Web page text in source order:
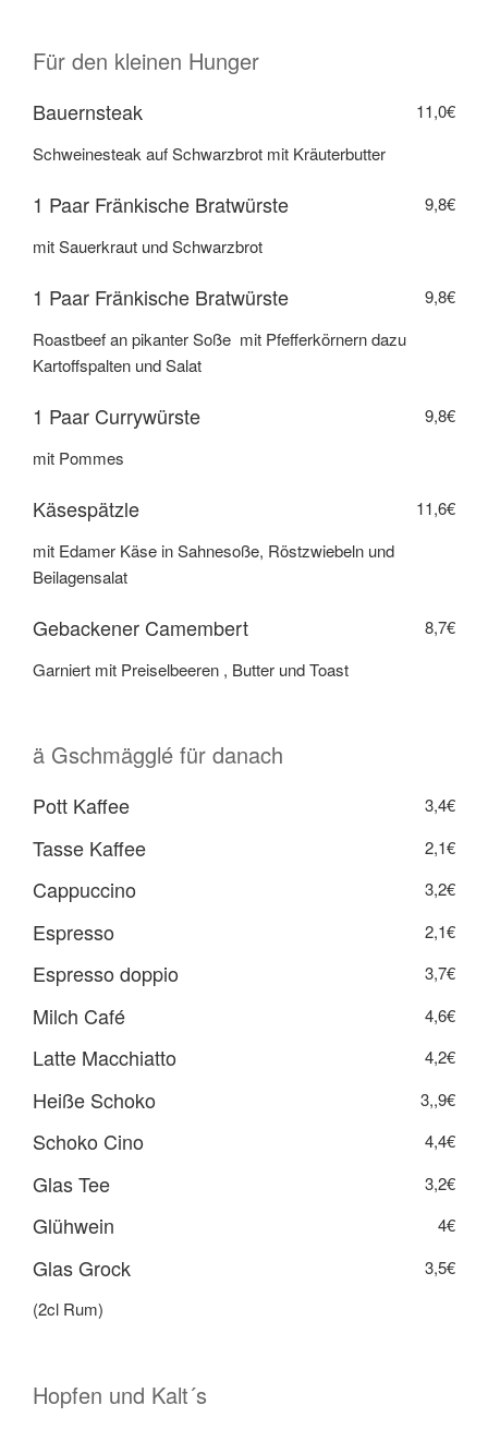
Für den kleinen Hunger
Bauernsteak
11,0€
Schweinesteak auf Schwarzbrot mit Kräuterbutter
1 Paar Fränkische Bratwürste
9,8€
mit Sauerkraut und Schwarzbrot
1 Paar Fränkische Bratwürste
9,8€
Roastbeef an pikanter Soße mit Pfefferkörnern dazu
Kartoffspalten und Salat
1 Paar Currywürste
9,8€
mit Pommes
Käsespätzle
11,6€
mit Edamer Käse in Sahnesoße, Röstzwiebeln und
Beilagensalat
Gebackener Camembert
8,7€
Garniert mit Preiselbeeren , Butter und Toast
ä Gschmägglé für danach
Pott Kaffee 3,4€
Tasse Kaffee 2,1€
Cappuccino 3,2€
Espresso 2,1€
Espresso doppio 3,7€
Milch Café 4,6€
Latte Macchiatto 4,2€
Heiße Schoko 3,,9€
Schoko Cino 4,4€
Glas Tee 3,2€
Glühwein 4€
Glas Grock
3,5€
(2cl Rum)
Hopfen und Kalt´s